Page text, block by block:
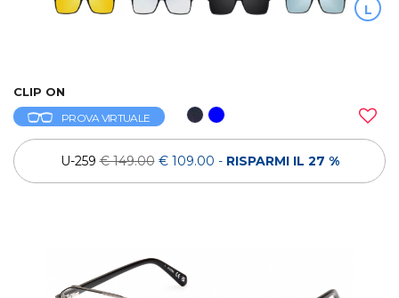
L
CLIP ON
PROVA VIRTUALE
U-259€ 149.00 € 109.00 - RISPARMI IL 27 %